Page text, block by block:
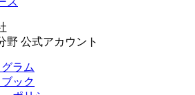
野 公式アカウント